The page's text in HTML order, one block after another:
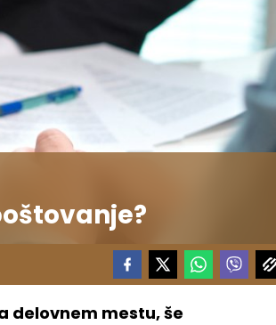
delovnem mestu, še